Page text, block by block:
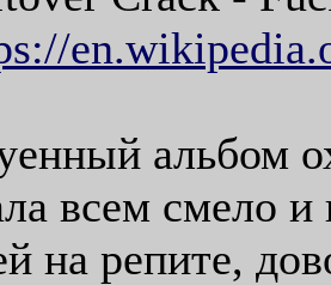
альбом
всем смело
на репите,